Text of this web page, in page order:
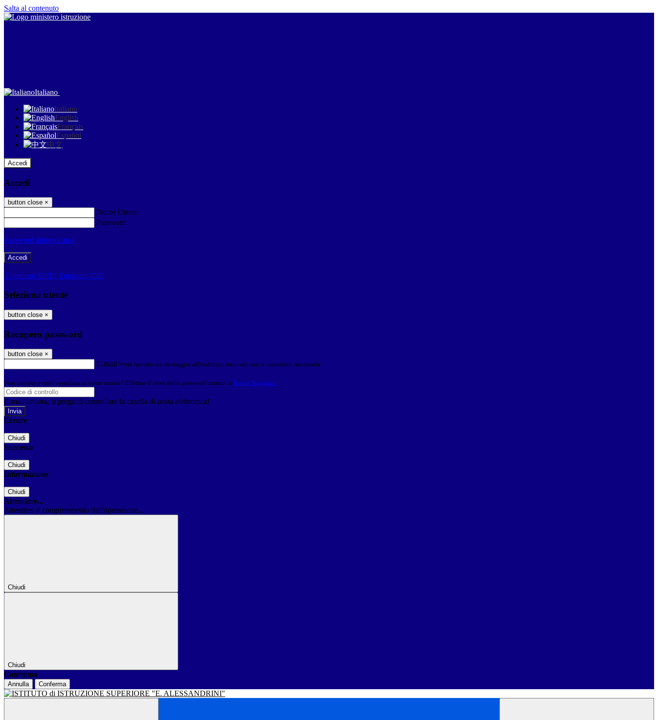
Salta al contenuto
Italiano
Italiano
English
Français
Español
中文
Accedi
Accedi
button close ×
Nome Utente
Password
Password dimenticata?
-
Entra con SPID Entra con CIE
Seleziona utente
button close ×
Recupero password
button close ×
E-mail Verrà inviato un messaggio all'indirizzo indicato con le istruzioni necessarie.
Non hai una e-mail associata al nome utente? Effettua il reset della password tramite la Login Spaggiari
E-mail inviata, si prega di controllare la casella di posta elettronica!
Errore
Chiudi
Successo
Chiudi
Informazione
Chiudi
Attendere...
Attendere il completamento dell'operazione...
Chiudi
Chiudi
Conferma
Annulla Conferma